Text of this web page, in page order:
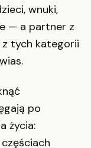
wnuki,
— a partner z
z tych kategorii
po
życia: